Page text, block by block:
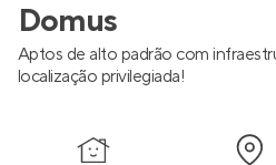
Domus
Aptos de alto padrão com
localização privilegiada!